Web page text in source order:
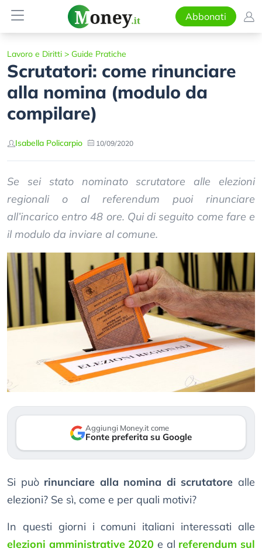
Abbonati
Lavoro e Diritti > Guide Pratiche
Scrutatori: come rinunciare
alla nomina (modulo da
compilare)
Isabella Policarpio 10/09/2020
Se sei stato nominato scrutatore alle elezioni
regionali o al referendum puoi rinunciare
all’incarico entro 48 ore. Qui di seguito come fare e
il modulo da inviare al comune.
Aggiungi Money.it come
Fonte preferita su Google
Si puòrinunciare alla nomina di scrutatore alle
elezioni? Se sì, come e per quali motivi?
In questi giorni i comuni italiani interessati alle
elezioni amministrative 2020 e al referendum sul